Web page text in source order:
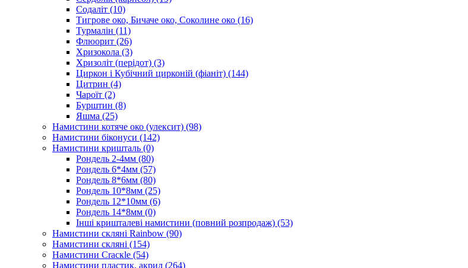
Содаліт (10)
Тигрове око, Бичаче око, Соколине око (16)
Турмалін (11)
Флюорит (26)
Хризокола (3)
Хризоліт (перідот) (3)
Циркон і Кубічний цирконій (фіаніт) (144)
Цитрин (4)
Чароїт (2)
Бурштин (8)
Яшма (25)
Намистини котяче око (улексит) (98)
Намистини біконуси (142)
Намистини кришталь (0)
Рондель 2-4мм (80)
Рондель 6*4мм (57)
Рондель 8*6мм (80)
Рондель 10*8мм (25)
Рондель 12*10мм (6)
Рондель 14*8мм (0)
Інші кришталеві намистини (повний розпродаж) (53)
Намистини скляні Rainbow (90)
Намистини скляні (154)
Намистини Cracкle (54)
Намистини пластик, акрил (264)